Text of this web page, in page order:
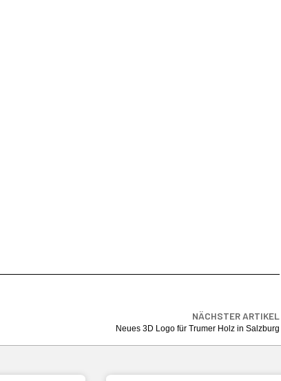
NÄCHSTER ARTIKEL
Neues 3D Logo für Trumer Holz in Salzburg